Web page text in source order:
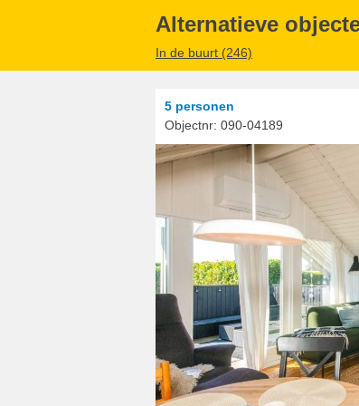
Alternatieve
In de buurt (246)
5 personen
Objectnr: 090-04189